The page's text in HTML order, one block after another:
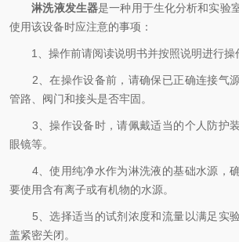
淋洗液发生器是一种用于生化分析和实验
使用该设备时应注意的事项：
1、操作前请阅读说明书并按照说明进行操
2、在操作设备前，请确保已正确连接气
管路、阀门和接头是否牢固。
3、操作设备时，请佩戴适当的个人防护
眼镜等。
4、使用纯净水作为淋洗液的基础水源，
要使用含有离子或有机物的水源。
5、选择适当的试剂浓度和流量以满足实
盖紧密关闭。